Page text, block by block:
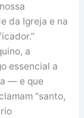
da Igreja e na
a
essencial a
— e que
“santo,